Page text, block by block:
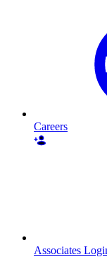
Careers
Associates